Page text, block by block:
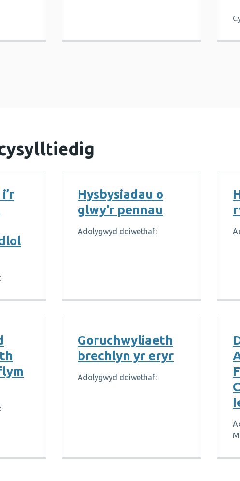
Hysbysiadau o
glwy’r pennau
Adolygwyd ddiwethaf:
Goruchwyliaeth
brechlyn yr eryr
Adolygwyd ddiwethaf: